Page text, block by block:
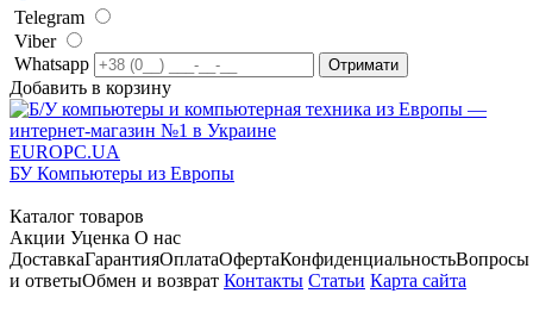
Telegram
Viber
Whatsapp
Добавить в корзину
EUROPC.UA
БУ Компьютеры из Европы
Каталог товаров
Акции Уценка О нас
ДоставкаГарантияОплатаОфертаКонфиденциальностьВопросы
и ответыОбмен и возврат Контакты Статьи Карта сайта